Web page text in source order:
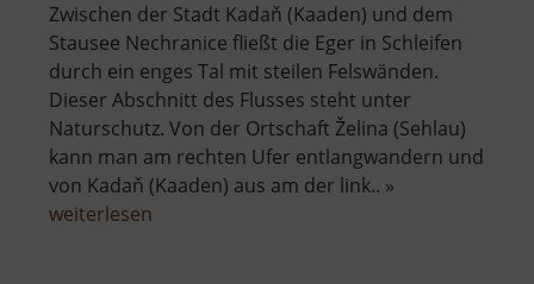
Zwischen der Stadt Kadaň (Kaaden) und dem
Stausee Nechranice fließt die Eger in Schleifen
durch ein enges Tal mit steilen Felswänden.
Dieser Abschnitt des Flusses steht unter
Naturschutz. Von der Ortschaft Želina (Sehlau)
kann man am rechten Ufer entlangwandern und
von Kadaň (Kaaden) aus am der link.. »
weiterlesen